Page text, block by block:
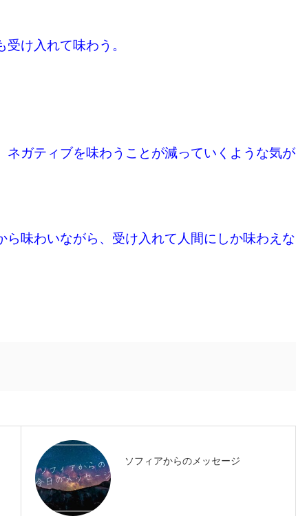
け入れて味わう。
ガティブを味わうことが減っていくような気が
味わいながら、受け入れて人間にしか味わえな
ソフィアからのメッセージ